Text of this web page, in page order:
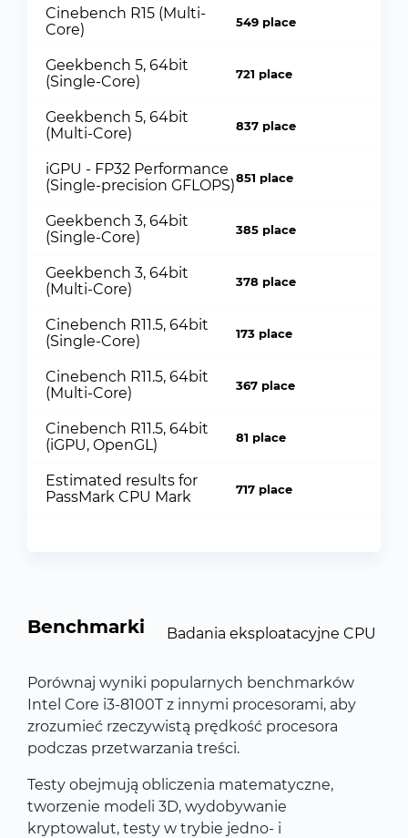
Cinebench R15 (Multi-
Core)
549 place
Geekbench 5, 64bit
(Single-Core)
721 place
Geekbench 5, 64bit
(Multi-Core)
837 place
iGPU - FP32 Performance
(Single-precision GFLOPS)851 place
Geekbench 3, 64bit
(Single-Core)
385 place
Geekbench 3, 64bit
(Multi-Core)
378 place
Cinebench R11.5, 64bit
(Single-Core)
173 place
Cinebench R11.5, 64bit
(Multi-Core)
367 place
Cinebench R11.5, 64bit
(iGPU, OpenGL)
81 place
Estimated results for
PassMark CPU Mark
717 place
Benchmarki Badania eksploatacyjne CPU
Porównaj wyniki popularnych benchmarków
Intel Core i3-8100T z innymi procesorami, aby
zrozumieć rzeczywistą prędkość procesora
podczas przetwarzania treści.
Testy obejmują obliczenia matematyczne,
tworzenie modeli 3D, wydobywanie
kryptowalut, testy w trybie jedno- i